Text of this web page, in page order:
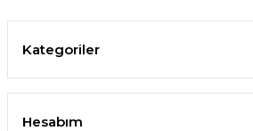
Kategoriler
Hesabım